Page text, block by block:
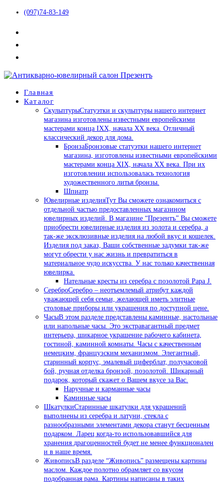
(097)74-83-149
Главная
Каталог
СкульптурыСтатуэтки и скульптуры нашего интернет
магазина изготовлены известными европейскими
мастерами конца IXX, начала XX века. Отличный
классический декор для дома.
БронзаБронзовые статуэтки нашего интернет
магазина, изготовлены известными европейскими
мастерами конца XIX, начала XX века. При их
изготовлении использовалась технология
художественного литья бронзы.
Шпиатр
Ювелирные изделияТут Вы сможете ознакомиться с
отдельной частью предоставленных магазином
ювелирных изделий. В магазине “Презентъ” Вы сможете
приобрести ювелирные изделия из золота и серебра, а
так-же эксклюзивные изделия на любой вкус и кошелек.
Изделия под заказ, Ваши собственные задумки так-же
могут обрести у нас жизнь и превратиться в
материальное чудо искусства. У нас только качественная
ювелирка.
Нательные кресты из серебра с позолотой Papa J.
СереброСеребро – неотъемлемый атрибут каждой
уважающей себя семьи, желающей иметь элитные
столовые приборы или украшения по доступной цене.
ЧасыВ этом разделе представлены каминные, настольные
или напольные часы. Это экстравагантный предмет
интерьера, шикарное украшение рабочего кабинета,
гостиной, каминной комнаты. Часы с качественным
немецким, французским механизмом. Элегантный,
старинный корпус, эмалевый циферблат, получасовой
бой, ручная отделка бронзой, позолотой. Шикарный
подарок, который скажет о Вашем вкусе за Вас.
Наручные и карманные часы
Каминные часы
ШкатулкиСтаринные шкатулки для украшений
выполнены из серебра и латуни, стекла с
разнообразными элементами декора станут бесценным
подарком. Ларец когда-то использовавшийся для
хранения драгоценностей будет не менее функционален
и в наше время.
ЖивописьВ разделе “Живопись” размещены картины
маслом. Каждое полотно обрамляет со вкусом
подобранная рама. Картины написаны в таких